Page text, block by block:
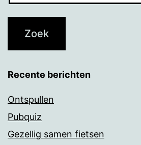
Recente berichten
Ontspullen
Pubquiz
Gezellig samen fietsen